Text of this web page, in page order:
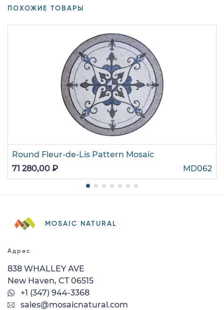
ПОХОЖИЕ ТОВАРЫ
Round Fleur-de-Lis Pattern Mosaic
71 280,00 ₽
MD062
MOSAIC NATURAL
Адрес
838 WHALLEY AVE
New Haven, CT 06515
+1 (347) 944-3368
sales@mosaicnatural.com